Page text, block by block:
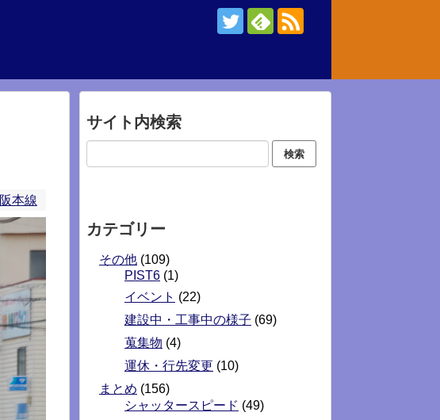
本線
サイト内検索
カテゴリー
その他 (109)
PIST6 (1)
イベント (22)
建設中・工事中の様子 (69)
蒐集物 (4)
運休・行先変更 (10)
まとめ (156)
シャッタースピード (49)